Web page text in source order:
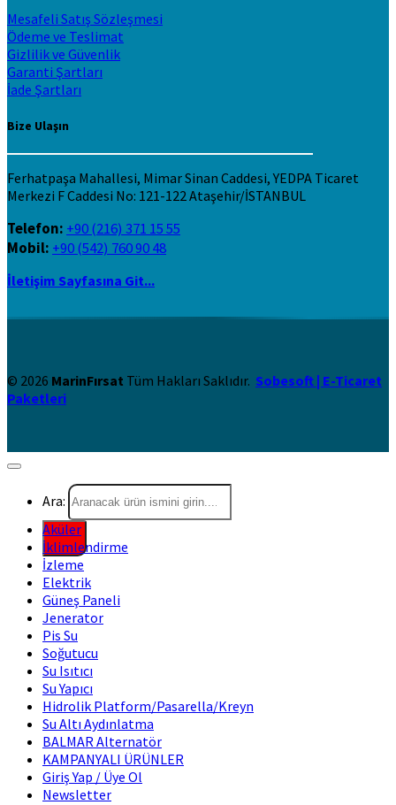
Mesafeli Satış Sözleşmesi
Ödeme ve Teslimat
Gizlilik ve Güvenlik
Garanti Şartları
İade Şartları
Bize Ulaşın
Ferhatpaşa Mahallesi, Mimar Sinan Caddesi, YEDPA Ticaret
Merkezi F Caddesi No: 121-122 Ataşehir/İSTANBUL
Telefon: +90 (216) 371 15 55
Mobil: +90 (542) 760 90 48
İletişim Sayfasına Git...
© 2026 MarinFırsat Tüm Hakları Saklıdır. Sobesoft | E-Ticaret
Paketleri
Ara:
Aküler
İklimlendirme
İzleme
Elektrik
Güneş Paneli
Jenerator
Pis Su
Soğutucu
Su Isıtıcı
Su Yapıcı
Hidrolik Platform/Pasarella/Kreyn
Su Altı Aydınlatma
BALMAR Alternatör
KAMPANYALI ÜRÜNLER
Giriş Yap / Üye Ol
Newsletter